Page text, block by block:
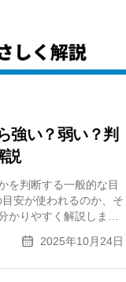
強い？弱い？判
説
を判断する一般的な目
安が使われるのか、そ
かりやすく解説しま
2025年10月24日